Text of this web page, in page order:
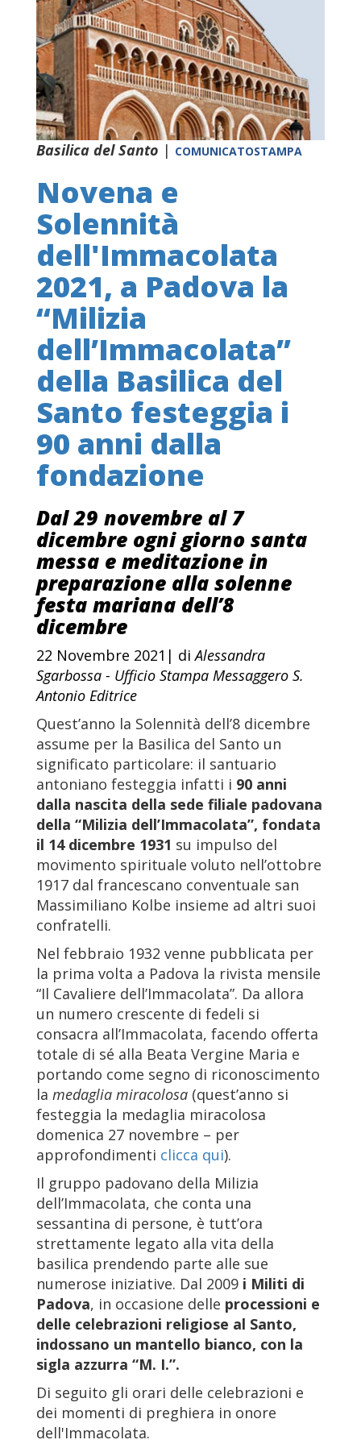
Basilica del Santo | COMUNICATOSTAMPA
Novena e
Solennità
dell'Immacolata
2021, a Padova la
“Milizia
dell’Immacolata”
della Basilica del
Santo festeggia i
90 anni dalla
fondazione
Dal 29 novembre al 7
dicembre ogni giorno santa
messa e meditazione in
preparazione alla solenne
festa mariana dell’8
dicembre
22 Novembre 2021| diAlessandra
Sgarbossa - Ufficio Stampa Messaggero S.
Antonio Editrice
Quest’anno la Solennità dell’8 dicembre
assume per la Basilica del Santo un
significato particolare: il santuario
antoniano festeggia infatti i 90 anni
dalla nascita della sede filiale padovana
della “Milizia dell’Immacolata”, fondata
il 14 dicembre 1931 su impulso del
movimento spirituale voluto nell’ottobre
1917 dal francescano conventuale san
Massimiliano Kolbe insieme ad altri suoi
confratelli.
Nel febbraio 1932 venne pubblicata per
la prima volta a Padova la rivista mensile
“Il Cavaliere dell’Immacolata”. Da allora
un numero crescente di fedeli si
consacra all’Immacolata, facendo offerta
totale di sé alla Beata Vergine Maria e
portando come segno di riconoscimento
la medaglia miracolosa (quest’anno si
festeggia la medaglia miracolosa
domenica 27 novembre – per
approfondimenti clicca qui).
Il gruppo padovano della Milizia
dell’Immacolata, che conta una
sessantina di persone, è tutt’ora
strettamente legato alla vita della
basilica prendendo parte alle sue
numerose iniziative. Dal 2009 i Militi di
Padova, in occasione delle processioni e
delle celebrazioni religiose al Santo,
indossano un mantello bianco, con la
sigla azzurra “M. I.”.
Di seguito gli orari delle celebrazioni e
dei momenti di preghiera in onore
dell'Immacolata.